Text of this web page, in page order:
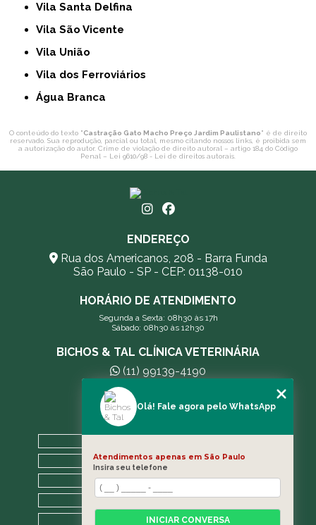
Vila Santa Delfina
Vila São Vicente
Vila União
Vila dos Ferroviários
Água Branca
O conteúdo do texto "Castração Gato Macho Preço Jardim Paulistano" é de direito
reservado. Sua reprodução, parcial ou total, mesmo citando nossos links, é proibida sem
a autorização do autor. Crime de violação de direito autoral – artigo 184 do Código
Penal – Lei 9610/98 - Lei de direitos autorais.
ENDEREÇO
Rua dos Americanos, 208 - Barra Funda
São Paulo - SP - CEP: 01138-010
HORÁRIO DE ATENDIMENTO
Segunda a Sexta: 08h30 às 17h
Sábado: 08h30 às 12h30
BICHOS & TAL CLÍNICA VETERINÁRIA
(11) 99139-4190
andreleecitti5@gmail.com
A CLÍNICA
BLOG
CONTATO
CATEGORIAS
Olá! Fale agora pelo WhatsApp
Atendimentos apenas em São Paulo
Insira seu telefone
INICIAR CONVERSA